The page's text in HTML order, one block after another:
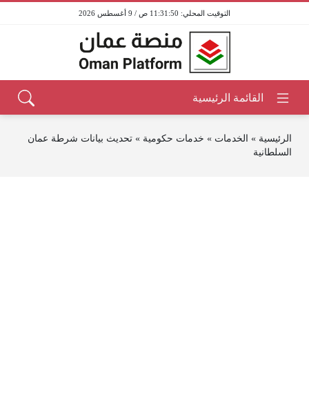
11:31:51 ص / 9 أغسطس 2026
الرئيسية » الخدمات » خدمات حكومية » تحديث بيانات شرطة عمان
السلطانية